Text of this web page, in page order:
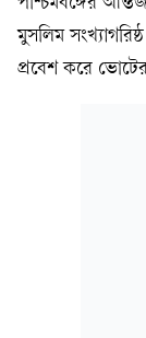
মুসলিম
প্রবেশ করে